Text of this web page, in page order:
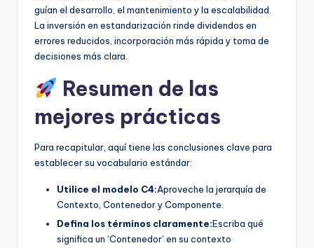
guían el desarrollo, el mantenimiento y la escalabilidad.
La inversión en estandarización rinde dividendos en
errores reducidos, incorporación más rápida y toma de
decisiones más clara.
Resumen de las
mejores prácticas
Para recapitular, aquí tiene las conclusiones clave para
establecer su vocabulario estándar:
Utilice el modelo C4:Aproveche la jerarquía de
Contexto, Contenedor y Componente.
Defina los términos claramente:Escriba qué
significa un ‘Contenedor’ en su contexto